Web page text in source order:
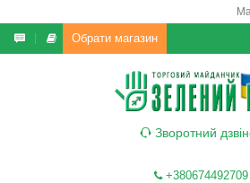
Обрати магазин
Зворотний
+380674492709